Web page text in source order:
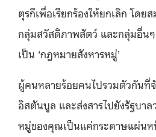
ตุรกีเพื่อเรียกร้องให้ยกเลิก โดย
กลุ่มสวัสดิภาพสัตว์ และกลุ่มอื่นๆ
เป็น ‘กฎหมายสังหารหมู่’
ผู้คนหลายร้อยคนไปรวมตัวกันที่
อิสตันบูล และส่งสารไปยังรัฐบาล
หมู่ของคุณเป็นแค่กระดาษแผ่นห